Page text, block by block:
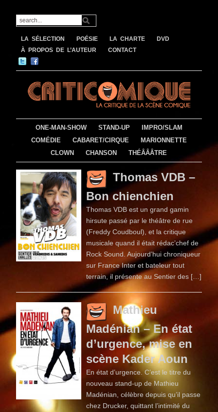
LA SÉLECTION POÉSIE LA CHARTE
DVD
À PROPOS DE L’AUTEUR
CONTACT
ONE-MAN-SHOW STAND-UP
IMPRO/SLAM
COMÉDIE
CABARET/CIRQUE
MARIONNETTE
CLOWN
CHANSON THÉÂÂÂTRE
Thomas VDB –
Bon chienchien
Thomas VDB est un grand gamin
hirsute passé par le théâtre de rue
(Freddy Coudboul), et la critique
musicale quand il était rédac’chef de
Rock Sound. Aujourd’hui chroniqueur
sur France Inter et bateleur tout
terrain, il présente au Sentier des […]
Mathieu
Madénian – En état
d’urgence, mise en
scène Kader Aoun
En état d’urgence. C’est le titre du
nouveau stand-up de Mathieu
Madénian, célèbre depuis qu’il passe
chez Drucker, quittant l’intimité du